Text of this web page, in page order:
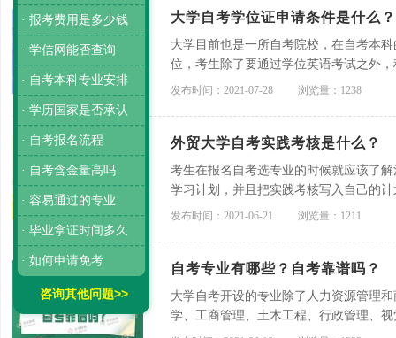
大学自考学位证申请条件是什么？
大学目前也是一所自考院校，在自考本
位，考生除了要通过学位英语考试之外
发布时间：2021-07-28 浏览量：1238
外贸大学自考实践考核是什么？
考生在报名自考选专业的时候就应该了
学习计划，并且把实践考核写入自己的
发布时间：2021-06-21 浏览量：1211
自考专业有哪些？自考靠谱吗？
大学自考开设的专业除了人力资源管理
学、工商管理、土木工程、行政管理、
等。
· 报考费用是多少钱
· 学信网能否查询
· 自考本科专业安排
· 学历国家是否承认
· 自考报名流程
· 自考含金量高吗
· 容易通过的专业
· 毕业拿证时间多久
· 如何申请免考
咨询其他问题>>